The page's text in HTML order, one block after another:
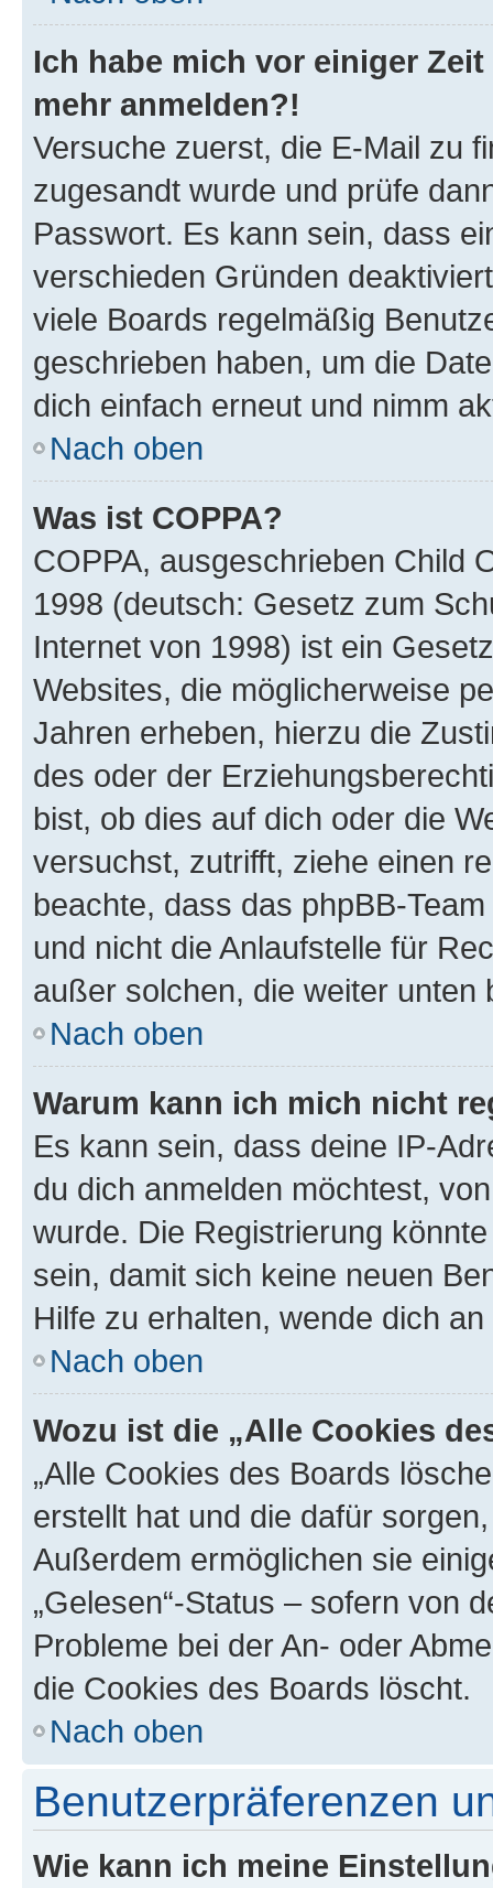
Ich habe mich vor einiger
mehr anmelden?!
Versuche zuerst, die E-Mail zu
zugesandt wurde und prüfe
Passwort. Es kann sein, dass
verschieden Gründen
viele Boards regelmäßig
geschrieben haben, um die
dich einfach erneut und nimm
Nach oben
Was ist COPPA?
COPPA, ausgeschrieben Child
1998 (deutsch: Gesetz zum
Internet von 1998) ist ein
Websites, die möglicherweise
Jahren erheben, hierzu die
des oder der
bist, ob dies auf dich oder die
versuchst, zutrifft, ziehe einen
beachte, dass das phpBB-
und nicht die Anlaufstelle für
außer solchen, die weiter unten
Nach oben
Warum kann ich mich nicht
Es kann sein, dass deine IP-
du dich anmelden möchtest,
wurde. Die Registrierung
sein, damit sich keine neuen
Hilfe zu erhalten, wende dich
Nach oben
Wozu ist die „Alle Cookies
„Alle Cookies des Boards
erstellt hat und die dafür
Außerdem ermöglichen sie
„Gelesen“-Status – sofern von
Probleme bei der An- oder
die Cookies des Boards löscht.
Nach oben
Benutzerpräferenzen
Wie kann ich meine